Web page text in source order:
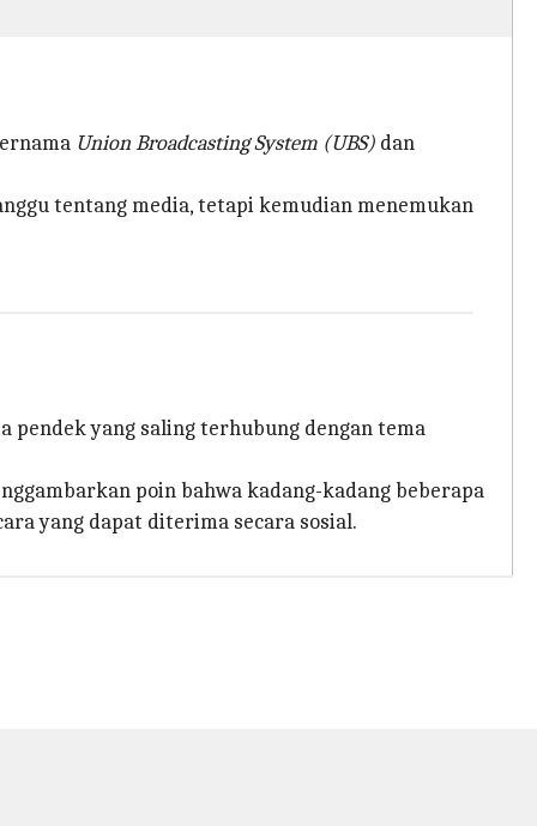
Union Broadcasting System (UBS) dan
tentang media, tetapi kemudian menemukan
pendek yang saling terhubung dengan tema
poin bahwa kadang-kadang beberapa
yang dapat diterima secara sosial.